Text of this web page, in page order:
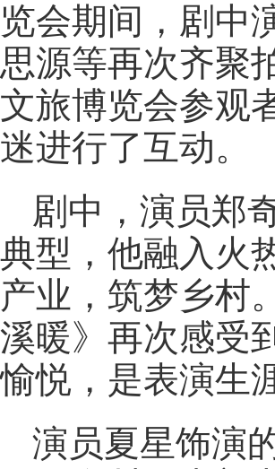
览会期间，剧中
思源等再次齐聚
文旅博览会参观
迷进行了互动。
剧中，演员郑
典型，他融入火
产业，筑梦乡村
溪暖》再次感受
愉悦，是表演生
演员夏星饰演